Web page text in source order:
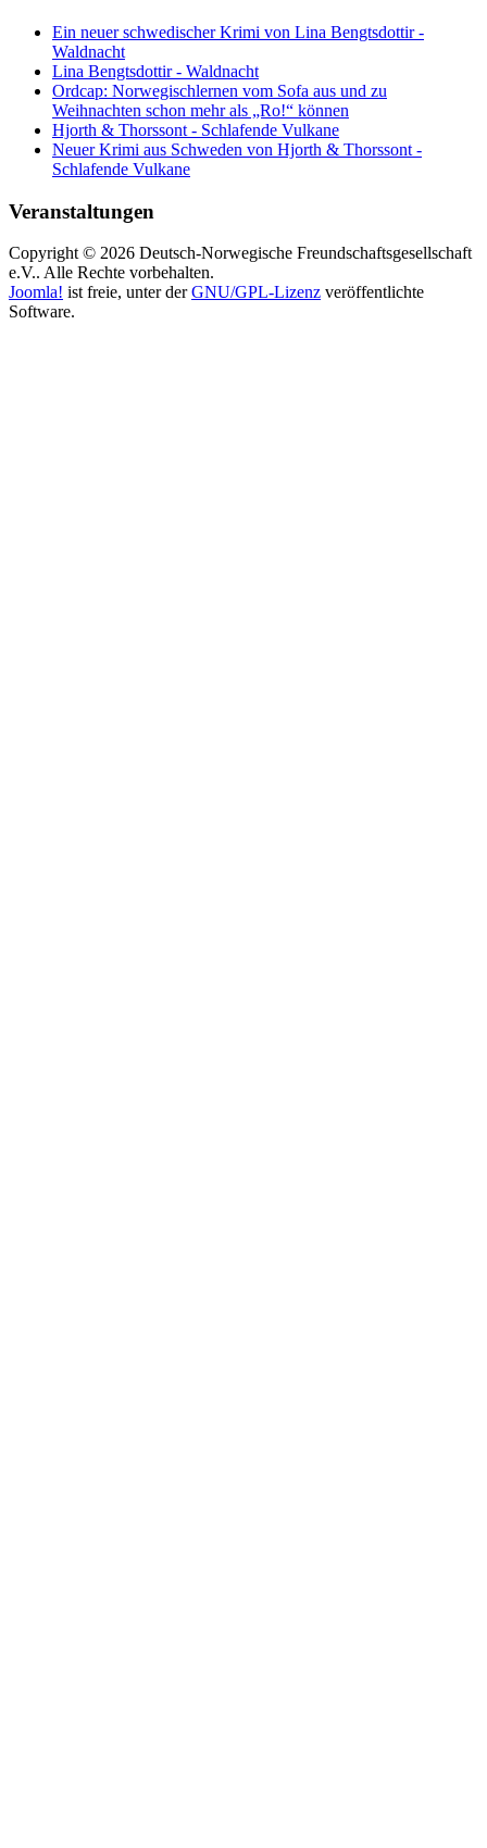
Ein neuer schwedischer Krimi von Lina Bengtsdottir -
Waldnacht
Lina Bengtsdottir - Waldnacht
Ordcap: Norwegischlernen vom Sofa aus und zu
Weihnachten schon mehr als „Ro!“ können
Hjorth & Thorssont - Schlafende Vulkane
Neuer Krimi aus Schweden von Hjorth & Thorssont -
Schlafende Vulkane
Veranstaltungen
Copyright © 2026 Deutsch-Norwegische Freundschaftsgesellschaft
e.V.. Alle Rechte vorbehalten.
Joomla! ist freie, unter derGNU/GPL-Lizenz veröffentlichte
Software.